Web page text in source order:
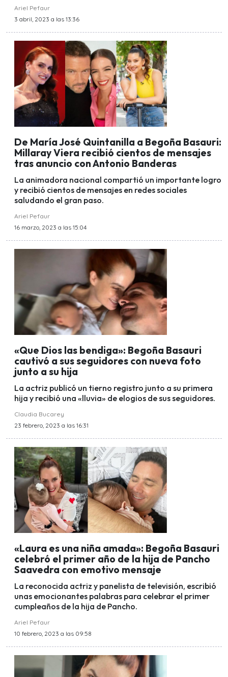
Ariel Pefaur
3 abril, 2023 a las 13:36
De María José Quintanilla a Begoña Basauri:
Millaray Viera recibió cientos de mensajes
tras anuncio con Antonio Banderas
La animadora nacional compartió un importante logro
y recibió cientos de mensajes en redes sociales
saludando el gran paso.
Ariel Pefaur
16 marzo, 2023 a las 15:04
«Que Dios las bendiga»: Begoña Basauri
cautivó a sus seguidores con nueva foto
junto a su hija
La actriz publicó un tierno registro junto a su primera
hija y recibió una «lluvia» de elogios de sus seguidores.
Claudia Bucarey
23 febrero, 2023 a las 16:31
«Laura es una niña amada»: Begoña Basauri
celebró el primer año de la hija de Pancho
Saavedra con emotivo mensaje
La reconocida actriz y panelista de televisión, escribió
unas emocionantes palabras para celebrar el primer
cumpleaños de la hija de Pancho.
Ariel Pefaur
10 febrero, 2023 a las 09:58